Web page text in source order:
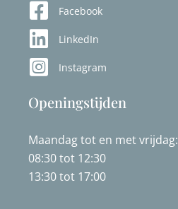
Facebook
LinkedIn
Instagram
Openingstijden
Maandag tot en met vrijdag:
08:30 tot 12:30
13:30 tot 17:00